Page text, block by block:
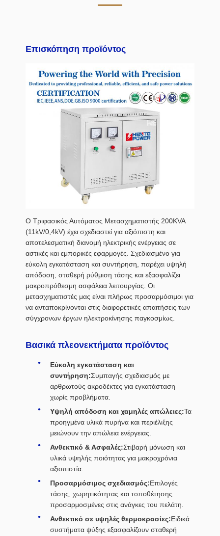
Επισκόπηση προϊόντος
Ο Τριφασικός Αυτόματος Μετασχηματιστής 200KVA
(11kV/0,4kV) έχει σχεδιαστεί για αξιόπιστη και
αποτελεσματική διανομή ηλεκτρικής ενέργειας σε
αστικές και εμπορικές εφαρμογές. Σχεδιασμένο για
εύκολη εγκατάσταση και συντήρηση, παρέχει υψηλή
απόδοση, σταθερή ρύθμιση τάσης και εξασφαλίζει
μακροπρόθεσμη ασφάλεια λειτουργίας. Οι
μετασχηματιστές μας είναι πλήρως προσαρμόσιμοι για
να ανταποκρίνονται στις διαφορετικές απαιτήσεις των
σύγχρονων έργων ηλεκτροκίνησης παγκοσμίως.
Βασικά πλεονεκτήματα προϊόντος
Εύκολη εγκατάσταση και
συντήρηση:Συμπαγής σχεδιασμός με
αρθρωτούς ακροδέκτες για εγκατάσταση
χωρίς προβλήματα.
Υψηλή απόδοση και χαμηλές απώλειες:Τα
προηγμένα υλικά πυρήνα και περιέλιξης
μειώνουν την απώλεια ενέργειας.
Ανθεκτικό & Ασφαλές:Στιβαρή μόνωση και
υλικά υψηλής ποιότητας για μακροχρόνια
αξιοπιστία.
Προσαρμόσιμος σχεδιασμός:Επιλογές
τάσης, χωρητικότητας και τοποθέτησης
προσαρμοσμένες στις ανάγκες του πελάτη.
Ανθεκτικό σε υψηλές θερμοκρασίες:Ειδικά
συστήματα ψύξης εξασφαλίζουν σταθερή